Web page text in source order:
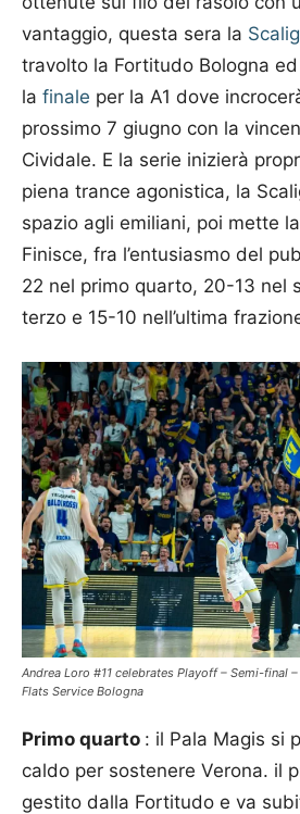
vantaggio, questa sera la
travolto la Fortitudo Bologna
la finale per la A1 dove
prossimo 7 giugno con la
Cividale. E la serie inizierà
piena trance agonistica, la
spazio agli emiliani, poi mette
Finisce, fra l’entusiasmo del
22 nel primo quarto, 20-13 nel
terzo e 15-10 nell’ultima
Andrea Loro #11 celebrates Playoff – Semi-final –
Flats Service Bologna
Primo quarto : il Pala Magis si
caldo per sostenere Verona. il
gestito dalla Fortitudo e va